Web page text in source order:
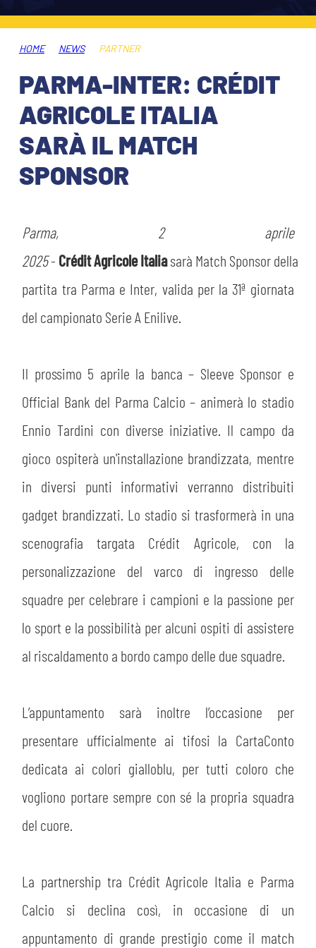
MUSEUM CLUB EXPERIENCE
BIGLIETTI
ABBONAMENTI
INFO BIGLIETTI
TARDINI CARD
INFORMAZIONI ACCREDITI
TRASFERTE
TICKET GIFT CARD
SHOP
ESPORTS
IL CLUB
STORIA
MUTTI TRAINING CENTER
STORE
MUSEO
LAVORA CON NOI
STADIO TARDINI
MEDIA
CSR
ACADEMY
LEGENDS
PARTNER
HOME NEWS PARTNER
PARMA-INTER: CRÉDIT
AGRICOLE ITALIA
SARÀ IL MATCH
SPONSOR
Parma, 2 aprile
2025- Crédit Agricole Italiasarà Match Sponsor della
partita tra Parma e Inter, valida per la 31ª giornata
del campionato Serie A Enilive.
Il prossimo 5 aprile la banca – Sleeve Sponsor e
Official Bank del Parma Calcio – animerà lo stadio
Ennio Tardini con diverse iniziative. Il campo da
gioco ospiterà un'installazione brandizzata, mentre
in diversi punti informativi verranno distribuiti
gadget brandizzati. Lo stadio si trasformerà in una
scenografia targata Crédit Agricole, con la
personalizzazione del varco di ingresso delle
squadre per celebrare i campioni e la passione per
lo sport e la possibilità per alcuni ospiti di assistere
al riscaldamento a bordo campo delle due squadre.
L’appuntamento sarà inoltre l’occasione per
presentare ufficialmente ai tifosi la CartaConto
dedicata ai colori gialloblu, per tutti coloro che
vogliono portare sempre con sé la propria squadra
del cuore.
La partnership tra Crédit Agricole Italia e Parma
Calcio si declina così, in occasione di un
appuntamento di grande prestigio come il match